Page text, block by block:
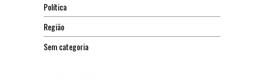
Política
Região
Sem categoria